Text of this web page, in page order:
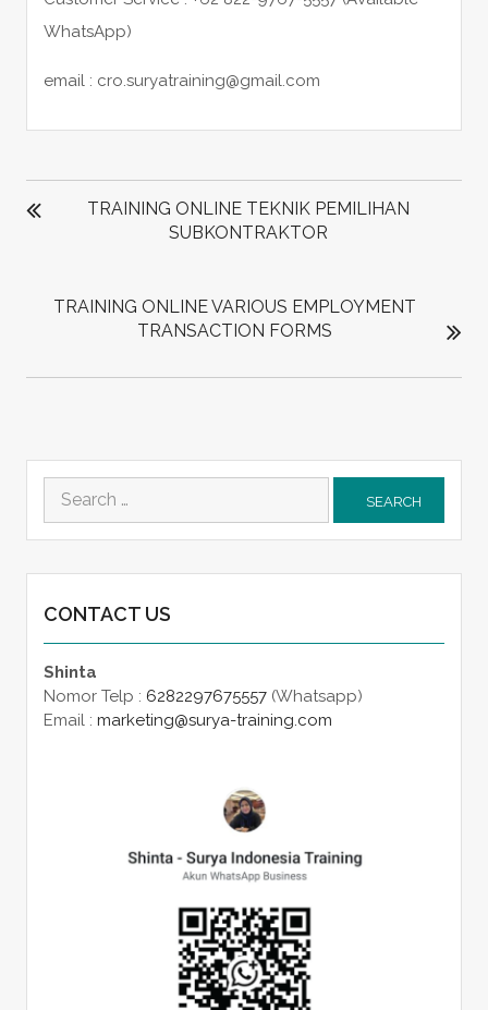
WhatsApp)
email : cro.suryatraining@gmail.com
POST
NAVIGATION
TRAINING ONLINE TEKNIK PEMILIHAN
SUBKONTRAKTOR
TRAINING ONLINE VARIOUS EMPLOYMENT
TRANSACTION FORMS
Search
for:
CONTACT US
Shinta
Nomor Telp : 6282297675557(Whatsapp)
Email : marketing@surya-training.com